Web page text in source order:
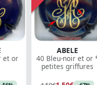
et or
ABELE
40 Bleu-noir et or
petites griffures